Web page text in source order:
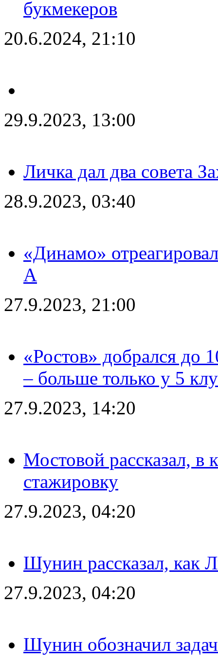
букмекеров
20.6.2024, 21:10
29.9.2023, 13:00
Личка дал два совета
28.9.2023, 03:40
«Динамо»
А
27.9.2023, 21:00
«Ростов» добрался до
– больше только у 5
27.9.2023, 14:20
Мостовой рассказал, в
стажировку
27.9.2023, 04:20
Шунин рассказал, как
27.9.2023, 04:20
Шунин обозначил